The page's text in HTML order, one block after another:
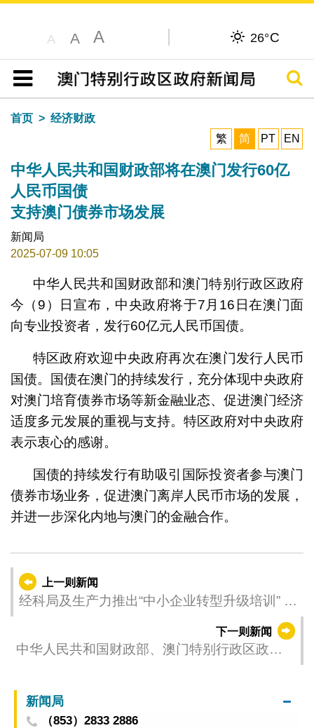
A A A 26°C
目录
搜寻
首页
经济财政
繁
简 PT EN
中华人民共和国财政部将在澳门发行60亿
人民币国债
支持澳门债券市场发展
新闻局
2025-07-09 10:05
中华人民共和国财政部和澳门特别行政区政府
今（9）日宣布，中央政府将于7月16日在澳门面
向专业投资者，发行60亿元人民币国债。
特区政府欢迎中央政府再次在澳门发行人民币
国债。国债在澳门的持续发行，充分体现中央政府
对澳门培育债券市场等新金融业态、促进澳门经济
适度多元发展的重视与支持。特区政府对中央政府
表示衷心的感谢。
国债的持续发行有助吸引国际投资者参与澳门
债券市场业务，促进澳门离岸人民币市场的发展，
并进一步深化内地与澳门的金融合作。
上一则新闻
经科局及生产力推出“中小企业转型升级培训” 现
下一则新闻
中华人民共和国财政部、澳门特别行政区政府
告
新闻局
（853）2833 2886